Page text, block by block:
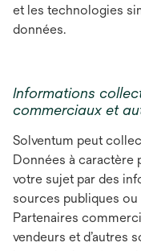
et les technologies
données.
Informations
commerciaux et
Solventum peut
Données à caractère
votre sujet par des
sources publiques
Partenaires
vendeurs et d’autres